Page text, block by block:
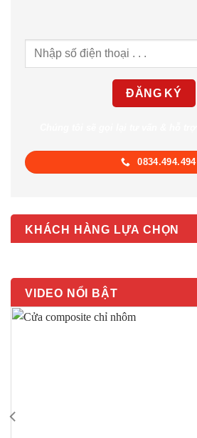
0834.494.494
KHÁCH HÀNG LỰA CHỌN
VIDEO NỔI BẬT